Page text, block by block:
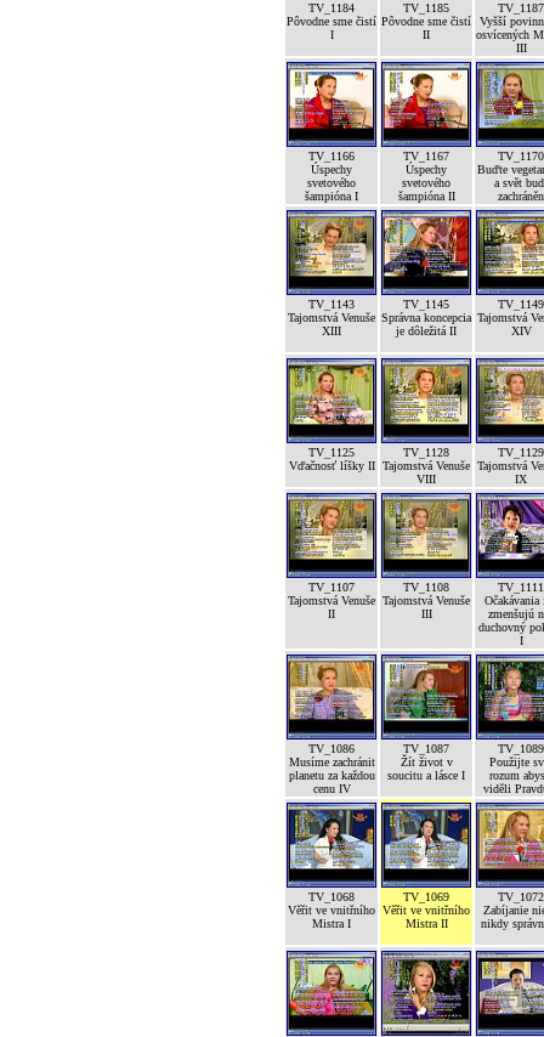
TV_1184
Pôvodne sme čistí
I
TV_1185
Pôvodne sme čistí
II
TV_1187
Vyšší
osvícených
III
TV_1166
Úspechy
svetového
šampióna I
TV_1167
Úspechy
svetového
šampióna II
TV_1170
Buďte
a svět
zachráněn
TV_1143
Tajomstvá Venuše
XIII
TV_1145
Správna koncepcia
je dôležitá II
TV_1149
Tajomstvá
XIV
TV_1125
Vďačnosť líšky II
TV_1128
Tajomstvá Venuše
VIII
TV_1129
Tajomstvá
IX
TV_1107
Tajomstvá Venuše
II
TV_1108
Tajomstvá Venuše
III
TV_1111
Očakávania
zmenšujú
duchovný
I
TV_1086
Musíme zachránit
planetu za každou
cenu IV
TV_1087
Žít život v
soucitu a lásce I
TV_1089
Použijte
rozum
viděli
TV_1068
Věřit ve vnitřního
Mistra I
TV_1069
Věřit ve vnitřního
Mistra II
TV_1072
Zabíjanie
nikdy